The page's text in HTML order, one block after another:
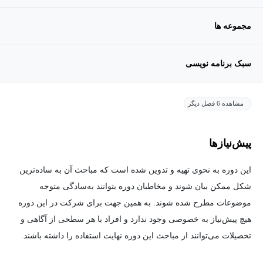
مجموعه ها
سبک برنامه نویسی
مشاهده 6 فصل دیگر
پیش‌نیاز‌ها
این دوره به نحوی تهیه و تدوین شده است که مباحث آن به ساده‌ترین
شکل ممکن بیان شوند و مخاطبان دوره بتوانند به‌سادگی متوجه
موضوعات مطرح شده شوند. به همین جهت برای شرکت در این دوره
هیچ پیش‌نیاز به خصوصی وجود ندارد و افراد با هر سطحی از آگاهی و
تحصیلات می‌توانند از مباحث این دوره نهایت استفاده را داشته باشند.